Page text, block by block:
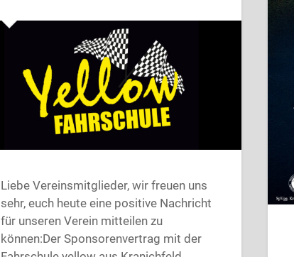
Liebe Vereinsmitglieder, wir freuen uns
sehr, euch heute eine positive Nachricht
für unseren Verein mitteilen zu
können:Der Sponsorenvertrag mit der